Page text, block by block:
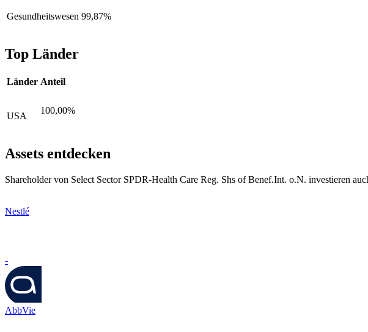
Gesundheitswesen 99,87%
Top Länder
Länder Anteil
USA
100,00%
Assets entdecken
Shareholder von Select Sector SPDR-Health Care Reg. Shs of Benef.Int. o.N. investieren
Nestlé
-
AbbVie